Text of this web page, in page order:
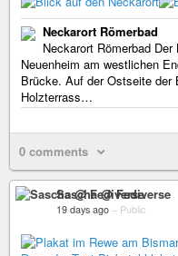
Neckarort Römerbad
Neckarort Römerbad
Neuenheim am westlichen
Brücke. Auf der Ostseite
Holzterrass…
0 comments
Sascha @ Fediverse
19 days ago – Public